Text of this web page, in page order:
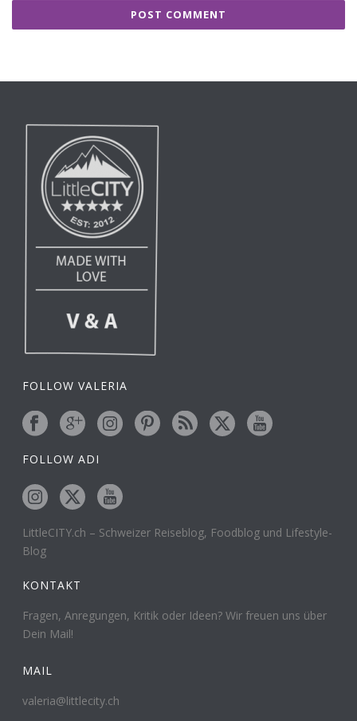
FOLLOW VALERIA
FOLLOW ADI
LittleCITY.ch – Schweizer Reiseblog, Foodblog und Lifestyle-
Blog
KONTAKT
Fragen, Anregungen, Kritik oder Ideen? Wir freuen uns über
Dein Mail!
MAIL
valeria@littlecity.ch